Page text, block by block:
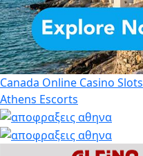
Canada Online Casino Slots
Athens Escorts